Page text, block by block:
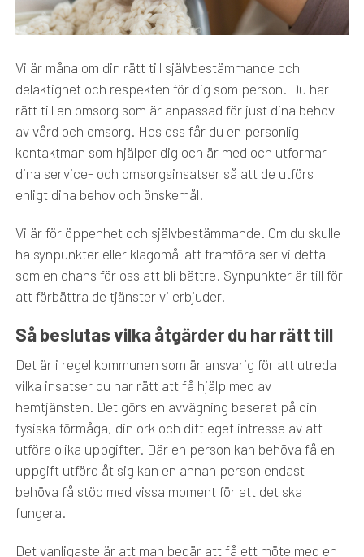
Vi är måna om din rätt till självbestämmande och
delaktighet och respekten för dig som person. Du har
rätt till en omsorg som är anpassad för just dina behov
av vård och omsorg. Hos oss får du en personlig
kontaktman som hjälper dig och är med och utformar
dina service- och omsorgsinsatser så att de utförs
enligt dina behov och önskemål.
Vi är för öppenhet och självbestämmande. Om du skulle
ha synpunkter eller klagomål att framföra ser vi detta
som en chans för oss att bli bättre. Synpunkter är till för
att förbättra de tjänster vi erbjuder.
Så beslutas vilka åtgärder du har rätt till
Det är i regel kommunen som är ansvarig för att utreda
vilka insatser du har rätt att få hjälp med av
hemtjänsten. Det görs en avvägning baserat på din
fysiska förmåga, din ork och ditt eget intresse av att
utföra olika uppgifter. Där en person kan behöva få en
uppgift utförd åt sig kan en annan person endast
behöva få stöd med vissa moment för att det ska
fungera.
Det vanligaste är att man begär att få ett möte med en